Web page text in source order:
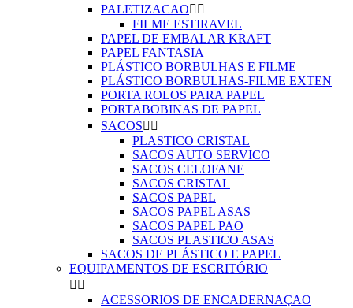
PALETIZACAO 
FILME ESTIRAVEL
PAPEL DE EMBALAR KRAFT
PAPEL FANTASIA
PLÁSTICO BORBULHAS E FILME
PLÁSTICO BORBULHAS-FILME EXTEN
PORTA ROLOS PARA PAPEL
PORTABOBINAS DE PAPEL
SACOS 
PLASTICO CRISTAL
SACOS AUTO SERVICO
SACOS CELOFANE
SACOS CRISTAL
SACOS PAPEL
SACOS PAPEL ASAS
SACOS PAPEL PAO
SACOS PLASTICO ASAS
SACOS DE PLÁSTICO E PAPEL
EQUIPAMENTOS DE ESCRITÓRIO
 
ACESSORIOS DE ENCADERNAÇAO